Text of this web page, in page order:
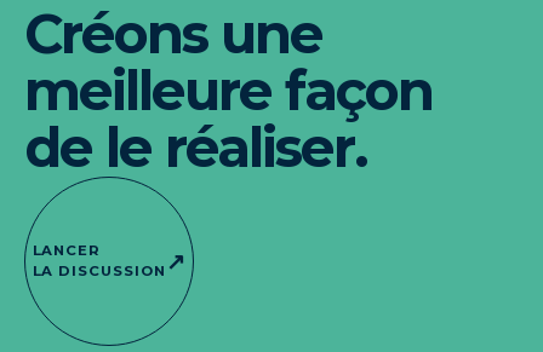
Créons une
meilleure façon
de le réaliser.
LANCER
LA DISCUSSION ↗